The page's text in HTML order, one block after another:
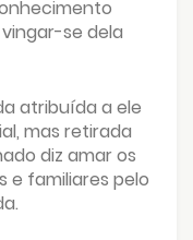
se dela
atribuída a ele
mas retirada
diz amar os
e familiares pelo